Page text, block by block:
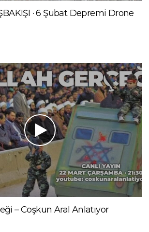
· 6 Şubat Depremi Drone
– Coşkun Aral Anlatıyor